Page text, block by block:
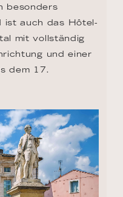
besonders
ist auch das Hôtel-
mit vollständig
und einer
dem 17.